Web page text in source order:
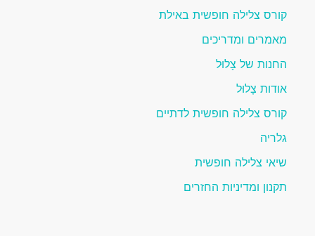
קורס צלילה חופשית באילת
מאמרים ומדריכים
החנות של צָלוּל
אודות צָלוּל
קורס צלילה חופשית לדתיים
גלריה
שיאי צלילה חופשית
תקנון ומדיניות החזרים